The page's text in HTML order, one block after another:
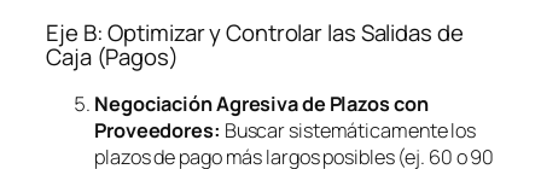
Eje B: Optimizar y Controlar las Salidas de
Caja (Pagos)
Negociación Agresiva de Plazos con
Proveedores: Buscar sistemáticamente los
plazos de pago más largos posibles (ej. 60 o 90